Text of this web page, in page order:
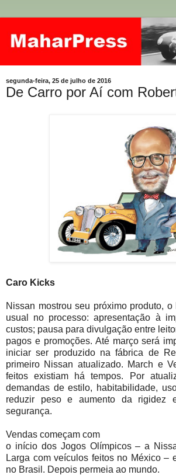
segunda-feira, 25 de julho de 2016
De Carro por Aí com
Caro Kicks
Nissan mostrou seu próximo produto,
usual no processo: apresentação à
custos; pausa para divulgação entre
pagos e promoções. Até março será
iniciar ser produzido na fábrica de
primeiro Nissan atualizado. March e
feitos existiam há tempos. Por
demandas de estilo, habitabilidade,
reduzir peso e aumento da rigidez
segurança.
Vendas começam com
o início dos Jogos Olímpicos – a
Larga com veículos feitos no México –
no Brasil. Depois permeia ao mundo.